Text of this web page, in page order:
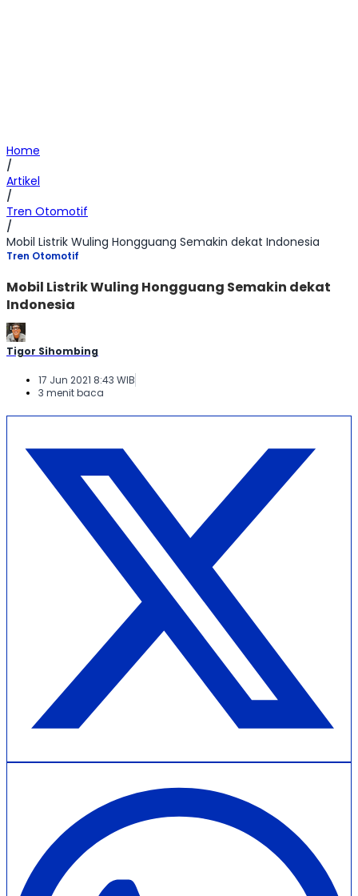
Home
/
Artikel
/
Tren Otomotif
/
Mobil Listrik Wuling Hongguang Semakin dekat Indonesia
Tren Otomotif
Mobil Listrik Wuling Hongguang Semakin dekat
Indonesia
Tigor Sihombing
17 Jun 2021 8:43 WIB
3 menit baca